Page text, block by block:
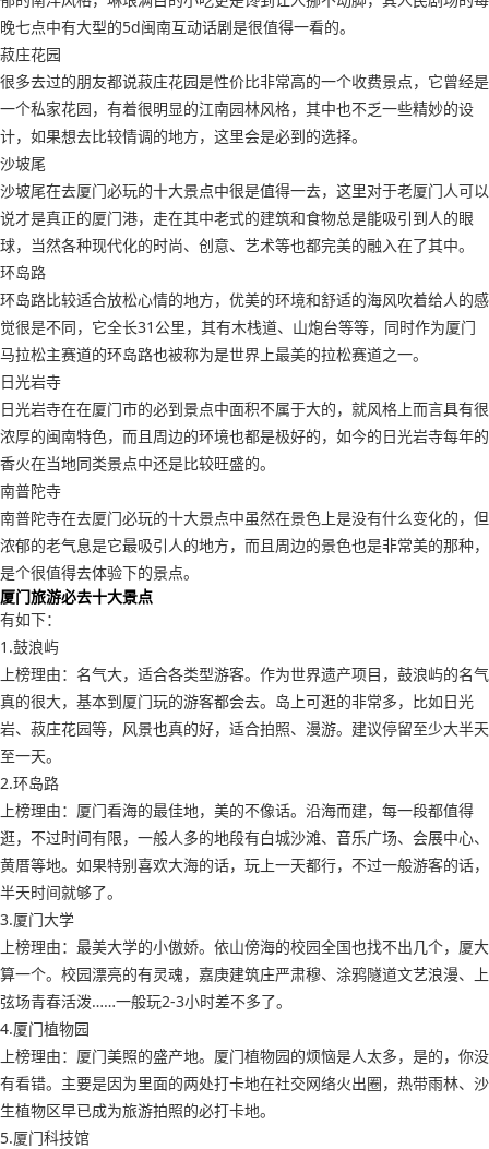
晚七点中有大型的5d闽南互动话剧是很值得一看的。
菽庄花园
很多去过的朋友都说菽庄花园是性价比非常高的一个收费景点，它曾经是
一个私家花园，有着很明显的江南园林风格，其中也不乏一些精妙的设
计，如果想去比较情调的地方，这里会是必到的选择。
沙坡尾
沙坡尾在去厦门必玩的十大景点中很是值得一去，这里对于老厦门人可以
说才是真正的厦门港，走在其中老式的建筑和食物总是能吸引到人的眼
球，当然各种现代化的时尚、创意、艺术等也都完美的融入在了其中。
环岛路
环岛路比较适合放松心情的地方，优美的环境和舒适的海风吹着给人的感
觉很是不同，它全长31公里，其有木栈道、山炮台等等，同时作为厦门
马拉松主赛道的环岛路也被称为是世界上最美的拉松赛道之一。
日光岩寺
日光岩寺在在厦门市的必到景点中面积不属于大的，就风格上而言具有很
浓厚的闽南特色，而且周边的环境也都是极好的，如今的日光岩寺每年的
香火在当地同类景点中还是比较旺盛的。
南普陀寺
南普陀寺在去厦门必玩的十大景点中虽然在景色上是没有什么变化的，但
浓郁的老气息是它最吸引人的地方，而且周边的景色也是非常美的那种，
是个很值得去体验下的景点。
厦门旅游必去十大景点
有如下：
1.鼓浪屿
上榜理由：名气大，适合各类型游客。作为世界遗产项目，鼓浪屿的名气
真的很大，基本到厦门玩的游客都会去。岛上可逛的非常多，比如日光
岩、菽庄花园等，风景也真的好，适合拍照、漫游。建议停留至少大半天
至一天。
2.环岛路
上榜理由：厦门看海的最佳地，美的不像话。沿海而建，每一段都值得
逛，不过时间有限，一般人多的地段有白城沙滩、音乐广场、会展中心、
黄厝等地。如果特别喜欢大海的话，玩上一天都行，不过一般游客的话，
半天时间就够了。
3.厦门大学
上榜理由：最美大学的小傲娇。依山傍海的校园全国也找不出几个，厦大
算一个。校园漂亮的有灵魂，嘉庚建筑庄严肃穆、涂鸦隧道文艺浪漫、上
弦场青春活泼……一般玩2-3小时差不多了。
4.厦门植物园
上榜理由：厦门美照的盛产地。厦门植物园的烦恼是人太多，是的，你没
有看错。主要是因为里面的两处打卡地在社交网络火出圈，热带雨林、沙
生植物区早已成为旅游拍照的必打卡地。
5.厦门科技馆